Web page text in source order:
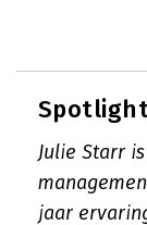
Julie Starr
jaar